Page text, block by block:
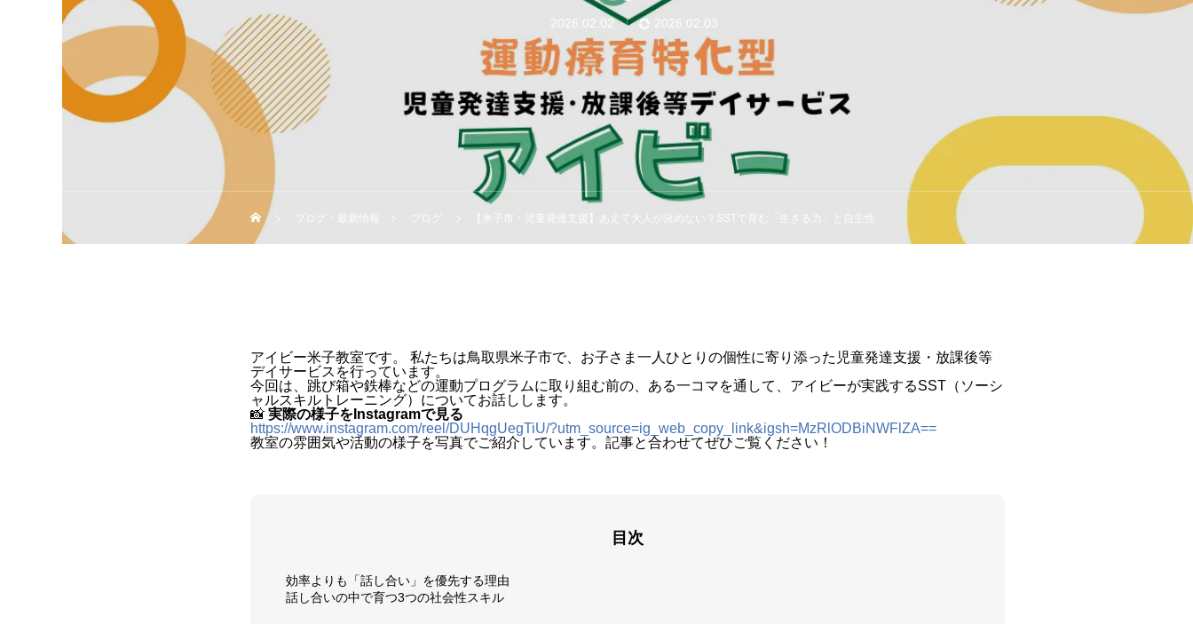
2026.02.02 2026.02.03
ブログ・最新情報 ブログ 【米子市・児童発達支援】あえて大人が決めない？SSTで育む「生きる力」と自主性
アイビー米子教室です。 私たちは鳥取県米子市で、お子さま一人ひとりの個性に寄り添った児童発達支援・放課後等
デイサービスを行っています。
今回は、跳び箱や鉄棒などの運動プログラムに取り組む前の、ある一コマを通して、アイビーが実践するSST（ソーシ
ャルスキルトレーニング）についてお話しします。
📸 実際の様子をInstagramで見る
https://www.instagram.com/reel/DUHqgUegTiU/?utm_source=ig_web_copy_link&igsh=MzRlODBiNWFlZA==
教室の雰囲気や活動の様子を写真でご紹介しています。記事と合わせてぜひご覧ください！
目次
効率よりも「話し合い」を優先する理由
話し合いの中で育つ3つの社会性スキル